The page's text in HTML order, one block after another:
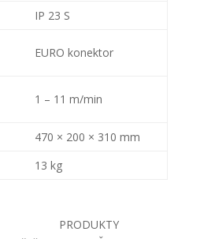
IP 23 S
EURO konektor
1 – 11 m/min
470 × 200 × 310 mm
13 kg
PRODUKTY